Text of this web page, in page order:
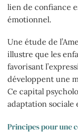
lien de confiance
émotionnel.
Une étude de
illustre que les
favorisant
développent une
Ce capital
adaptation sociale
Principes pour une